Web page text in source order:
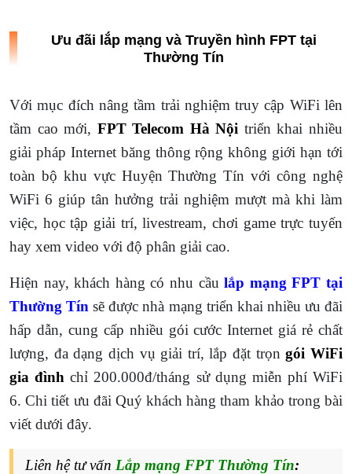
Ưu đãi lắp mạng và Truyền hình FPT tại
Thường Tín
Với mục đích nâng tầm trải nghiệm truy cập WiFi lên
tầm cao mới, FPT Telecom Hà Nội triển khai nhiều
giải pháp Internet băng thông rộng không giới hạn tới
toàn bộ khu vực Huyện Thường Tín với công nghệ
WiFi 6 giúp tân hưởng trải nghiệm mượt mà khi làm
việc, học tập giải trí, livestream, chơi game trực tuyến
hay xem video với độ phân giải cao.
Hiện nay, khách hàng có nhu cầulắp mạng FPT tại
Thường Tín sẽ được nhà mạng triển khai nhiều ưu đãi
hấp dẫn, cung cấp nhiều gói cước Internet giá rẻ chất
lượng, đa dạng dịch vụ giải trí, lắp đặt trọngói WiFi
gia đình chỉ 200.000đ/tháng sử dụng miễn phí WiFi
6. Chi tiết ưu đãi Quý khách hàng tham khảo trong bài
viết dưới đây.
Liên hệ tư vấn Lắp mạng FPT Thường Tín: